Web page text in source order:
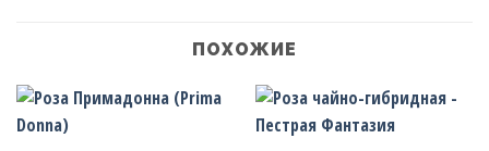
ПОХОЖИЕ